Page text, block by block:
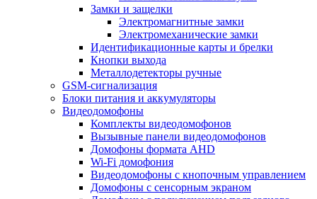
Замки и защелки
Электромагнитные замки
Электромеханические замки
Идентификационные карты и брелки
Кнопки выхода
Металлодетекторы ручные
GSM-сигнализация
Блоки питания и аккумуляторы
Видеодомофоны
Комплекты видеодомофонов
Вызывные панели видеодомофонов
Домофоны формата AHD
Wi-Fi домофония
Видеодомофоны с кнопочным управлением
Домофоны с сенсорным экраном